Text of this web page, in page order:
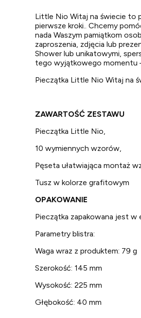
Little Nio Witaj na świecie to
pierwsze kroki.. Chcemy
nada Waszym pamiątkom
zaproszenia, zdjęcia lub
Shower lub unikatowymi,
tego wyjątkowego momentu
Pieczątka Little Nio Witaj na
ZAWARTOŚĆ ZESTAWU
Pieczątka Little Nio,
10 wymiennych wzorów,
Pęseta ułatwiająca montaż
Tusz w kolorze grafitowym
OPAKOWANIE
Pieczątka zapakowana jest
Parametry blistra:
Waga wraz z produktem: 79 g
Szerokość: 145 mm
Wysokość: 225 mm
Głębokość: 40 mm